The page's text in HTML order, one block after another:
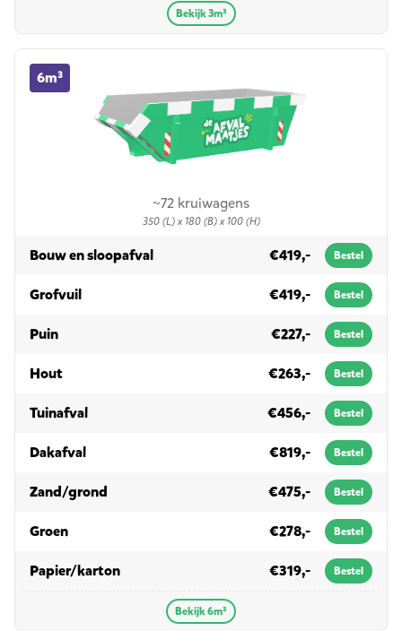
Bekijk 3m³
~72 kruiwagens
350 (L) x 180 (B) x 100 (H)
6m³
6m³ container huren
Bouw en sloopafvalin 6m³ €419,- Bestel
Grofvuilin 6m³ €419,- Bestel
Puinin 6m³ €227,- Bestel
Houtin 6m³ €263,- Bestel
Tuinafvalin 6m³ €456,- Bestel
Dakafvalin 6m³ €819,- Bestel
Zand/grond €475,- Bestel
Groenin 6m³ €278,- Bestel
Papier/kartonin 6m³ €319,- Bestel
Bekijk 6m³